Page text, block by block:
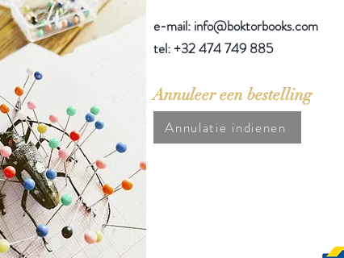
e-mail: info@boktorbooks.com
tel: +32 474 749 885
Annuleer een bestelling
Annulatie indienen